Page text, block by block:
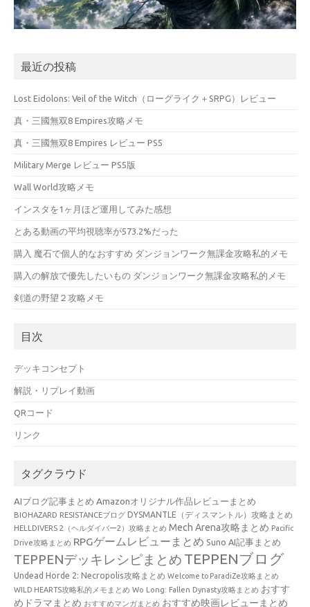
最近の投稿
Lost Eidolons: Veil of the Witch（ローグライク＋SRPG）レビュー
真・三國無双8 Empires攻略メモ
真・三國無双8 Empires レビュー PS5
Military Merge レビュー PS5版
Wall World攻略メモ
インスタを1ヶ月ほど運用してみた感想
とある動画の平均視聴率が573.2%だった
購入 魔石で個人的なおすすめ ダンジョンワーク無課金攻略私的メモ
購入の解放で優先したいもの ダンジョンワーク無課金攻略私的メモ
剣道の野望２攻略メモ
目次
デッキコンセプト
解説・リプレイ動画
QRコード
リンク
タグクラウド
AIブログ記事まとめ Amazonオリジナル作品レビューまとめ
BIOHAZARD RESISTANCEブログ DYSMANTLE（ディスマントル）攻略まとめ
HELLDIVERS 2（ヘルダイバー2）攻略まとめ Mech Arena攻略まとめ Pacific
Drive攻略まとめ RPGゲームレビューまとめ Suno AI記事まとめ
TEPPENデッキレシピまとめ TEPPENブログ
Undead Horde 2: Necropolis攻略まとめ Welcome to ParadiZe攻略まとめ
WILD HEARTS攻略私的メモまとめ Wo Long: Fallen Dynasty攻略まとめ おすす
めドラマまとめ おすすめマンガまとめ おすすめ映画レビューまとめ